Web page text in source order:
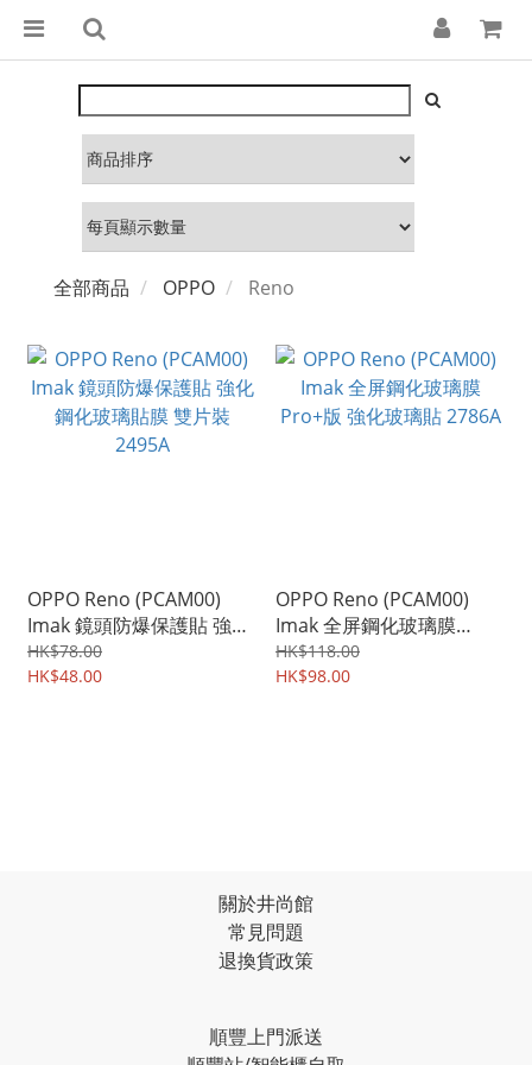
全部商品 OPPO Reno
OPPO Reno (PCAM00)
Imak 鏡頭防爆保護貼 強化
鋼化玻璃貼膜 雙片裝
2495A
HK$78.00
HK$48.00
OPPO Reno (PCAM00)
Imak 全屏鋼化玻璃膜
Pro+版 強化玻璃貼 2786A
HK$118.00
HK$98.00
關於井尚館
常見問題
退換貨政策
順豐上門派送